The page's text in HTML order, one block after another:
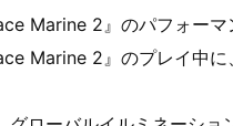
Marine 2』のパフォーマ
Marine 2』のプレイ中